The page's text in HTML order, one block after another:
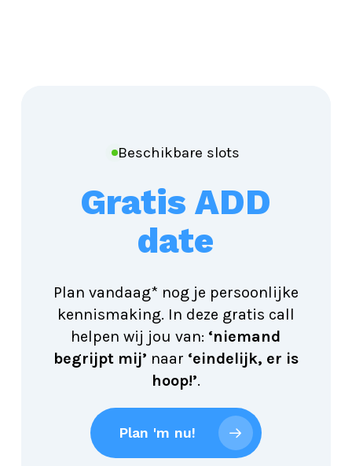
Beschikbare slots
Gratis ADD
date
Plan vandaag* nog je persoonlijke
kennismaking. In deze gratis call
helpen wij jou van: ‘niemand
begrijpt mij’ naar ‘eindelijk, er is
hoop!’.
Plan 'm nu!